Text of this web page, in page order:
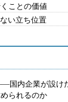
ことの価値
い立ち位置
国内企業が設け
られるのか